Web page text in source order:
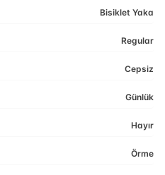
Bisiklet Yaka
Regular
Cepsiz
Günlük
Hayır
Örme